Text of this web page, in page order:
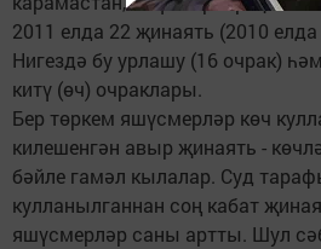
2011 елда 22 җинаять (2010 елда
Нигездә бу урлашу (16 очрак)
китү (өч) очраклары.
Бер төркем яшүсмерләр көч
килешенгән авыр җинаять -
бәйле гамәл кылалар. Суд
кулланылганнан соң кабат
яшүсмерләр саны артты. Шул